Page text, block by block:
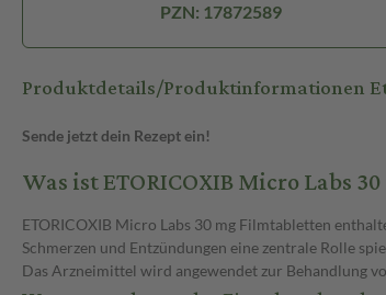
PZN: 17872589
Produktdetails/Produktinformationen
Sende jetzt dein Rezept ein!
Was ist ETORICOXIB Micro Labs
ETORICOXIB Micro Labs 30 mg Filmtabletten
Schmerzen und Entzündungen eine zentrale Rolle
Das Arzneimittel wird angewendet zur Behandlung